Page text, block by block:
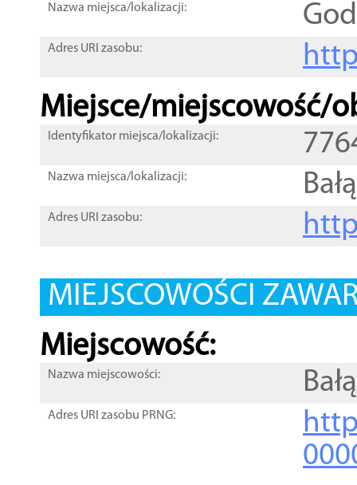
Nazwa miejsca/lokalizacji:
Adres URI zasobu:
Miejsce/miejscowość/
Identyfikator miejsca/lokalizacji:
Nazwa miejsca/lokalizacji:
Adres URI zasobu:
MIEJSCOWOŚCI
Miejscowość:
Nazwa miejscowości:
Adres URI zasobu PRNG: